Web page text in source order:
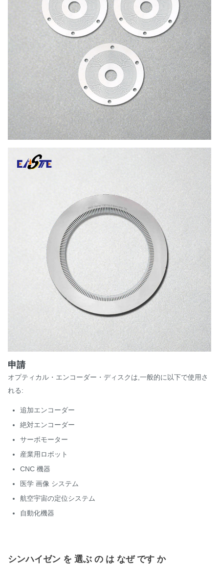
決議
最大10,000 PPR (カスタ
マイズ可能)
申請
オプティカル・エンコーダー・ディスクは,一般的に以下で使用さ
れる:
追加エンコーダー
絶対エンコーダー
サーボモーター
産業用ロボット
CNC 機器
医学 画像 システム
航空宇宙の定位システム
自動化機器
シンハイゼン を 選ぶ の は なぜ です か